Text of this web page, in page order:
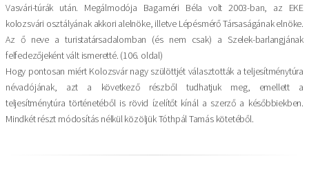
Vasvári-túrák után. Megálmodója Bagaméri Béla volt 2003-ban, az EKE
kolozsvári osztályának akkori alelnöke, illetve Lépésmérő Társaságának elnöke.
Az ő neve a turistatársadalomban (és nem csak) a Szelek-barlangjának
felfedezőjeként vált ismeretté. (106. oldal)
Hogy pontosan miért Kolozsvár nagy szülöttjét választották a teljesítménytúra
névadójának, azt a következő részből tudhatjuk meg, emellett a
teljesítménytúra történetéből is rövid ízelítőt kínál a szerző a későbbiekben.
Mindkét részt módosítás nélkül közöljük Tóthpál Tamás kötetéből.